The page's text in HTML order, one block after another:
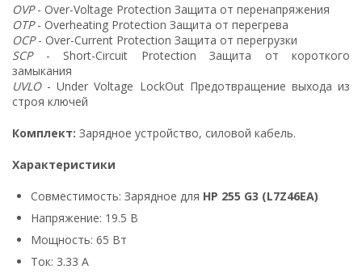
OVP- Over-Voltage Protection Защита от перенапряжения
OTP- Overheating Protection Защита от перегрева
OCP- Over-Current Protection Защита от перегрузки
SCP- Short-Circuit Protection Защита от короткого
замыкания
UVLO- Under Voltage LockOut Предотвращение выхода из
строя ключей
Комплект: Зарядное устройство, силовой кабель.
Характеристики
Совместимость: Зарядное для HP 255 G3 (L7Z46EA)
Напряжение: 19.5 В
Мощность: 65 Вт
Ток: 3.33 А